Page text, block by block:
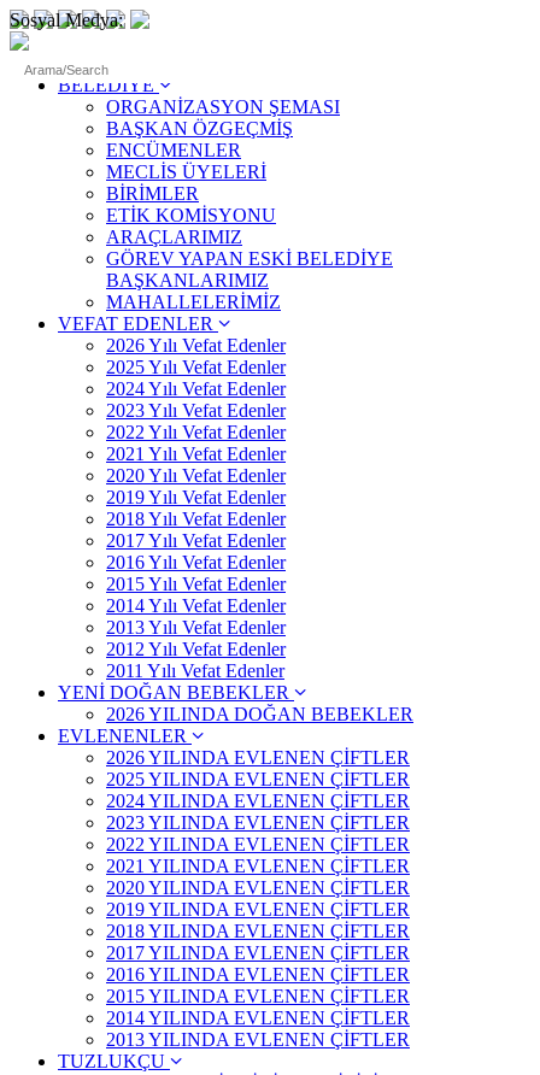
Sosyal Medya:
ANASAYFA
BELEDİYE
ORGANİZASYON ŞEMASI
BAŞKAN ÖZGEÇMİŞ
ENCÜMENLER
MECLİS ÜYELERİ
BİRİMLER
ETİK KOMİSYONU
ARAÇLARIMIZ
GÖREV YAPAN ESKİ BELEDİYE
BAŞKANLARIMIZ
MAHALLELERİMİZ
VEFAT EDENLER
2026 Yılı Vefat Edenler
2025 Yılı Vefat Edenler
2024 Yılı Vefat Edenler
2023 Yılı Vefat Edenler
2022 Yılı Vefat Edenler
2021 Yılı Vefat Edenler
2020 Yılı Vefat Edenler
2019 Yılı Vefat Edenler
2018 Yılı Vefat Edenler
2017 Yılı Vefat Edenler
2016 Yılı Vefat Edenler
2015 Yılı Vefat Edenler
2014 Yılı Vefat Edenler
2013 Yılı Vefat Edenler
2012 Yılı Vefat Edenler
2011 Yılı Vefat Edenler
YENİ DOĞAN BEBEKLER
2026 YILINDA DOĞAN BEBEKLER
EVLENENLER
2026 YILINDA EVLENEN ÇİFTLER
2025 YILINDA EVLENEN ÇİFTLER
2024 YILINDA EVLENEN ÇİFTLER
2023 YILINDA EVLENEN ÇİFTLER
2022 YILINDA EVLENEN ÇİFTLER
2021 YILINDA EVLENEN ÇİFTLER
2020 YILINDA EVLENEN ÇİFTLER
2019 YILINDA EVLENEN ÇİFTLER
2018 YILINDA EVLENEN ÇİFTLER
2017 YILINDA EVLENEN ÇİFTLER
2016 YILINDA EVLENEN ÇİFTLER
2015 YILINDA EVLENEN ÇİFTLER
2014 YILINDA EVLENEN ÇİFTLER
2013 YILINDA EVLENEN ÇİFTLER
TUZLUKÇU